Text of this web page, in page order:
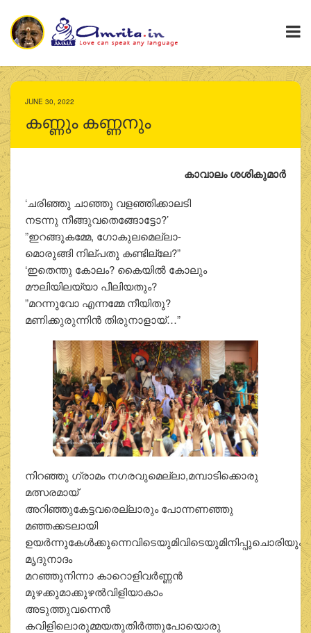
JUNE 30, 2022
കണ്ണും കണ്ണനും
കാവാലം ശശികുമാര്‍
‘ചരിഞ്ഞു ചാഞ്ഞു വളഞ്ഞിക്കാലടി
നടന്നു നീങ്ങുവതെങ്ങോട്ടോ?’
”ഇറങ്ങുകമ്മേ, ഗോകുലമെല്ലാ-
മൊരുങ്ങി നില്പതു കണ്ടില്ലേ?”
‘ഇതെന്തു കോലം? കൈയില്‍ കോലും
മൗലിയിലയ്യാ പീലിയതും?
”മറന്നുവോ എന്നമ്മേ നീയിതു?
മണിക്കുരുന്നിന്‍ തിരുനാളായ്…”
നിറഞ്ഞു ഗ്രാമം നഗരവുമെല്ലാ,മമ്പാടിക്കൊരു
മത്സരമായ്
അറിഞ്ഞുകേട്ടവരെല്ലാരും പോന്നണഞ്ഞു
മഞ്ഞക്കടലായി
ഉയര്‍ന്നുകേള്‍ക്കുന്നെവിടെയുമിവിടെയുമിനിപ്പുചൊരിയും
മൃദുനാദം
മറഞ്ഞുനിന്നാ കാറൊളിവര്‍ണ്ണന്‍
മുഴക്കുമാക്കുഴല്‍വിളിയാകാം
അടുത്തുവന്നെന്‍
കവിളിലൊരുമ്മയതുതിര്‍ത്തുപോയൊരു